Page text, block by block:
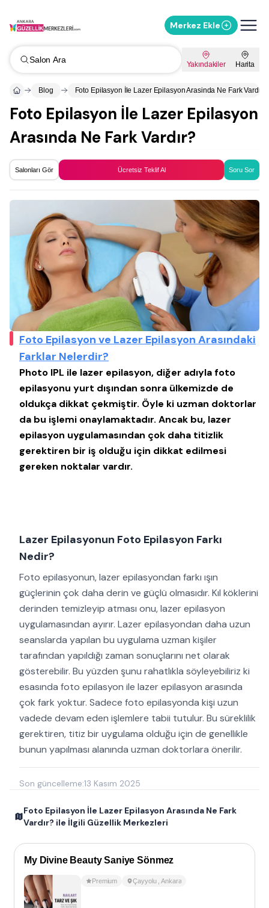
Merkez Ekle
Salon Ara Yakındakiler Harita
Blog Foto Epilasyon İle Lazer Epilasyon Arasinda Ne Fark Vardir
Foto Epilasyon İle Lazer Epilasyon
Arasında Ne Fark Vardır?
Salonları Gör Ücretsiz Teklif Al Soru Sor
Foto Epilasyon ve Lazer Epilasyon Arasındaki
Farklar Nelerdir?
Photo IPL ile lazer epilasyon, diğer adıyla foto
epilasyonu yurt dışından sonra ülkemizde de
oldukça dikkat çekmiştir. Öyle ki uzman doktorlar
da bu işlemi onaylamaktadır. Ancak bu, lazer
epilasyon uygulamasından çok daha titizlik
gerektiren bir iş olduğu için dikkat edilmesi
gereken noktalar vardır.
Lazer Epilasyonun Foto Epilasyon Farkı
Nedir?
Foto epilasyonun, lazer epilasyondan farkı ışın
güçlerinin çok daha derin ve güçlü olmasıdır. Kıl köklerini
derinden temizleyip atması onu, lazer epilasyon
uygulamasından ayırır. Lazer epilasyondan daha uzun
seanslarda yapılan bu uygulama uzman kişiler
tarafından yapıldığı zaman sonuçlarını net olarak
gösterebilir. Bu yüzden şunu rahatlıkla söyleyebiliriz ki
esasında foto epilasyon ile lazer epilasyon arasında
çok fark yoktur. Sadece foto epilasyonda kişi uzun
vadede devam eden işlemlere tabii tutulur. Bu süreklilik
gerektiren, titiz bir uygulama olduğu için de genellikle
bunun yapılması alanında uzman doktorlara önerilir.
Son güncelleme:13 Kasım 2025
Foto Epilasyon İle Lazer Epilasyon Arasında Ne Fark
Vardır? ile İlgili Güzellik Merkezleri
My Divine Beauty Saniye Sönmez
Premium Çayyolu ,Ankara